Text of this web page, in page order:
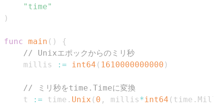
"time"
)
func main ( )
{
// Unixエポックからのミリ秒
    millis
:= int64 ( 1610000000000 )
// ミリ秒をtime.Timeに変換
    t
:= time . Unix ( 0 , millis*int64 ( time .